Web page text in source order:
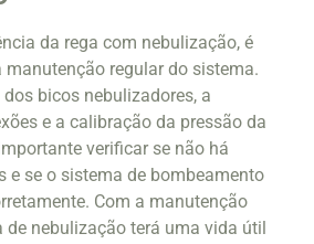
da rega com nebulização, é
regular do sistema.
bicos nebulizadores, a
e a calibração da pressão da
verificar se não há
e se o sistema de bombeamento
Com a manutenção
de nebulização terá uma vida útil